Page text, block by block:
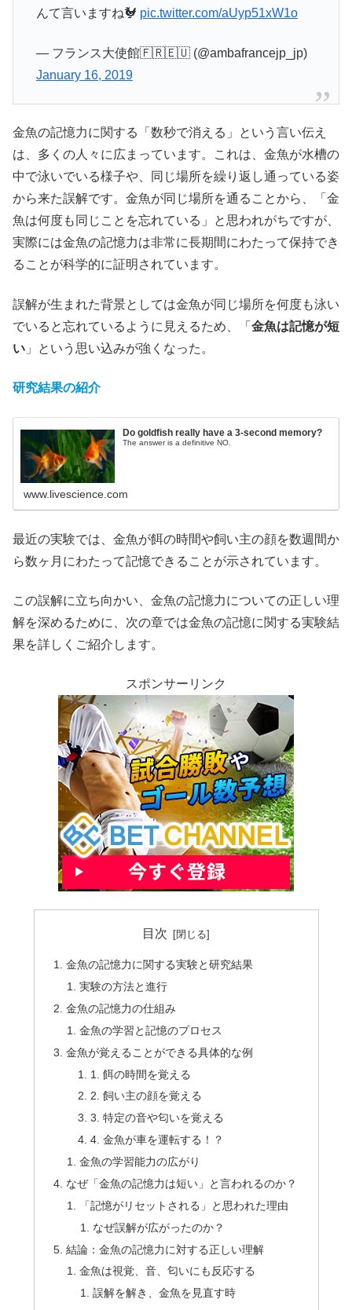
んて言いますね🐓 pic.twitter.com/aUyp51xW1o
— フランス大使館🇫🇷🇪🇺 (@ambafrancejp_jp)
January 16, 2019
金魚の記憶力に関する「数秒で消える」という言い伝え
は、多くの人々に広まっています。これは、金魚が水槽の
中で泳いでいる様子や、同じ場所を繰り返し通っている姿
から来た誤解です。金魚が同じ場所を通ることから、「金
魚は何度も同じことを忘れている」と思われがちですが、
実際には金魚の記憶力は非常に長期間にわたって保持でき
ることが科学的に証明されています。
誤解が生まれた背景としては金魚が同じ場所を何度も泳い
でいると忘れているように見えるため、「 金魚は記憶が短
い 」という思い込みが強くなった。
研究結果の紹介
Do goldfish really have a 3-second memory?
The answer is a definitive NO.
www.livescience.com
最近の実験では、金魚が餌の時間や飼い主の顔を数週間か
ら数ヶ月にわたって記憶できることが示されています。
この誤解に立ち向かい、金魚の記憶力についての正しい理
解を深めるために、次の章では金魚の記憶に関する実験結
果を詳しくご紹介します。
スポンサーリンク
目次
金魚の記憶力に関する実験と研究結果
実験の方法と進行
金魚の記憶力の仕組み
金魚の学習と記憶のプロセス
金魚が覚えることができる具体的な例
1. 餌の時間を覚える
2. 飼い主の顔を覚える
3. 特定の音や匂いを覚える
4. 金魚が車を運転する！？
金魚の学習能力の広がり
なぜ「金魚の記憶力は短い」と言われるのか？
「記憶がリセットされる」と思われた理由
なぜ誤解が広がったのか？
結論：金魚の記憶力に対する正しい理解
金魚は視覚、音、匂いにも反応する
誤解を解き、金魚を見直す時